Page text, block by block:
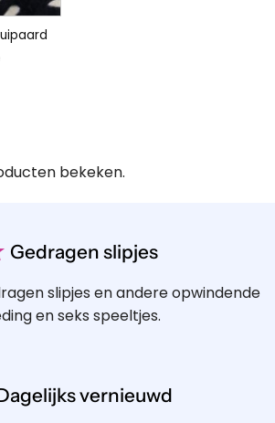
bekeken.
Gedragen slipjes
slipjes en andere opwindende
en seks speeltjes.
vernieuwd